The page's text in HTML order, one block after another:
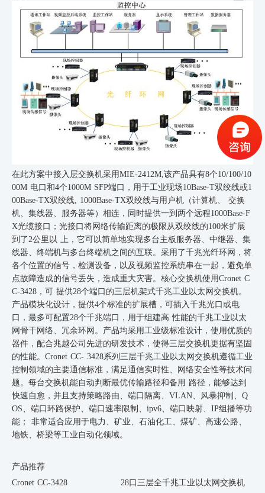
在此方案中接入层交换机采用MIE-2412M,该产品具有8个10/100/10
00M 电口和4个1000M SFP端口，用于工业现场10Base-T双绞线或1
00Base-TX双绞线, 1000Base-TX双绞线与用户机（计算机、 交换
机、集线器、服务器等）相连，同时提供一到两个远程1000Base-F
X光缆接口；光接口将网络传输距离的极限从双绞线的100米扩展
到了2公里以 上，它可以简单地实现多台主板服务器、中继器、集
线器、终端机与多台终端机之间的互联。采用了千兆光纤环网，将
各个位置的信号，检测设备，以及视频监控系统串在一起，避免单
点故障造成的信号丢失，造成重大灾害。核心交换机使用Cronet C
C-3428，可 提供28个端口的三层机架式千兆工业以太网交换机。
产品模块化设计，提供4个标准的扩展槽，可插入千兆光口或电
口，最多可配置28个千兆端口，用于组建高 性能的千兆工业以太
网骨干网络、冗余环网。产品均采用工业级标准设计，使用优质的
器件，配合兆越公司先进的研发技术，使得三层交换机更据有坚固
的性能。Cronet CC- 3428系列三层千兆工业以太网交换机遵循工业
控制领域的主要通信标准，满足通信实时性、网络安全性等技术问
题。每台交换机能自动判断最优传输路径和备用 路径，能够达到
快速自愈，并且支持策略路由、端口隔离、VLAN、风暴抑制、Q
OS、端口环路保护、端口速率限制、ipv6、端口映射、IP组播等功
能； 非常适合应用于电力、矿业、石油化工、煤矿、高速公路、
地铁、桥梁等工业自动化领域。
产品推荐
Cronet CC-3428 28口三层全千兆工业以太网交换机